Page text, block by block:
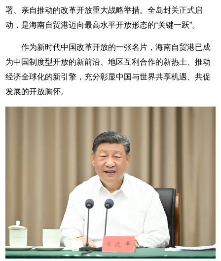
署、亲自推动的改革开放重大战略举措。全岛封关正式启
动，是海南自贸港迈向最高水平开放形态的“关键一跃”。
作为新时代中国改革开放的一张名片，海南自贸港已成
为中国制度型开放的新前沿、地区互利合作的新热土、推动
经济全球化的新引擎，充分彰显中国与世界共享机遇、共促
发展的开放胸怀。